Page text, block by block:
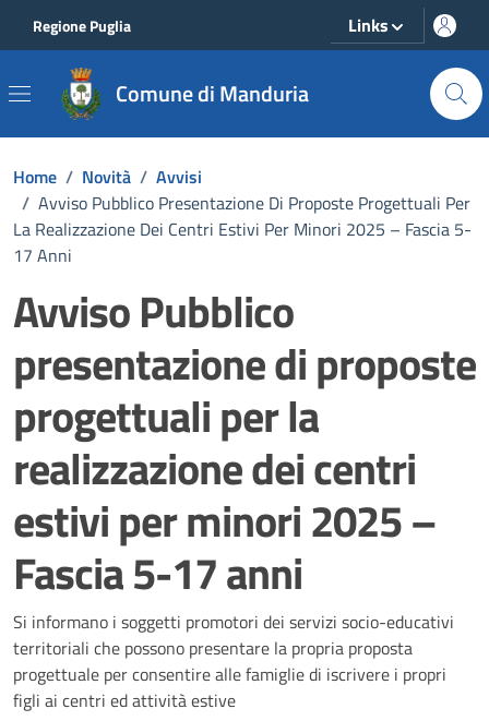
Regione Puglia Links
Comune di Manduria
Home / Novità / Avvisi
/ Avviso Pubblico Presentazione Di Proposte Progettuali Per
La Realizzazione Dei Centri Estivi Per Minori 2025 – Fascia 5-
17 Anni
Avviso Pubblico
presentazione di proposte
progettuali per la
realizzazione dei centri
estivi per minori 2025 –
Fascia 5-17 anni
Dettagli della notizia
Si informano i soggetti promotori dei servizi socio-educativi
territoriali che possono presentare la propria proposta
progettuale per consentire alle famiglie di iscrivere i propri
figli ai centri ed attività estive